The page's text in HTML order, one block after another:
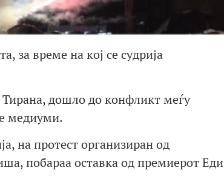
за време на кој се судрија
Тирана, дошло до конфликт меѓу
медиуми.
на протест организиран од
побараа оставка од премиерот Еди